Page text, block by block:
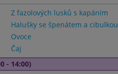
Z fazolových lusků s kapáním
Halušky se špenátem a cibulkou
Ovoce
Čaj
- 14:00)